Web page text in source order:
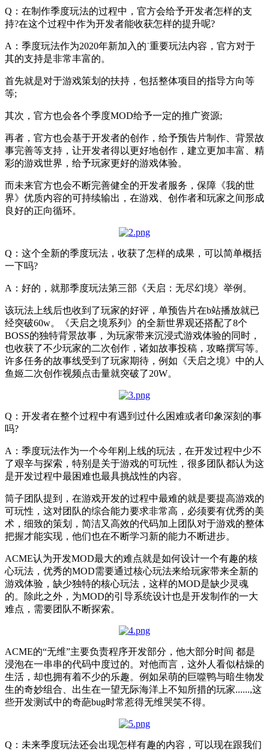
Q：在制作季度玩法的过程中，官方会给予开发者怎样的支
持?在这个过程中作为开发者能收获怎样的提升呢?
A：季度玩法作为2020年新加入的˙重要玩法内容，官方对于
其的支持是非常丰富的。
首先就是对于游戏策划的扶持，包括整体项目的指导方向等
等;
其次，官方也会各个季度MOD给予一定的推广资源;
再者，官方也会基于开发者的创作，给予预告片制作、背景故
事完善等支持，让开发者得以更好地创作，建立更加丰富、精
彩的游戏世界，给予玩家更好的游戏体验。
而未来官方也会不断完善健全的开发者服务，保障《我的世
界》优质内容的可持续输出，在游戏、创作者和玩家之间形成
良好的正向循环。
Q：这个全新的季度玩法，收获了怎样的成果，可以简单概括
一下吗?
A：好的，就那季度玩法第三部《天启：无尽幻境》举例。
该玩法上线后也收到了玩家的好评，单预告片在b站播放就已
经突破60w。《天启之境系列》的全新世界观还搭配了8个
BOSS的独特背景故事，为玩家带来沉浸式游戏体验的同时，
也收获了不少玩家的二次创作，诸如故事投稿，攻略撰写等。
许多任务的故事线受到了玩家期待，例如《天启之境》中的人
鱼姬二次创作视频点击量就突破了20W。
Q：开发者在整个过程中有遇到过什么困难或者印象深刻的事
吗?
A：季度玩法作为一个今年刚上线的玩法，在开发过程中少不
了艰辛与探索，特别是关于游戏的可玩性，很多团队都认为这
是开发过程中最困难也最具挑战性的内容。
筒子团队提到，在游戏开发的过程中最难的就是要提高游戏的
可玩性，这对团队的综合能力要求非常高，必须要有优秀的美
术，细致的策划，简洁又高效的代码加上团队对于游戏的整体
把握才能实现，他们也在不断学习新的能力不断进步。
ACME认为开发MOD最大的难点就是如何设计一个有趣的核
心玩法，优秀的MOD需要通过核心玩法来给玩家带来全新的
游戏体验，缺少独特的核心玩法，这样的MOD是缺少灵魂
的。除此之外，为MOD的引导系统设计也是开发制作的一大
难点，需要团队不断探索。
ACME的“无维”主要负责程序开发部分，他大部分时间 都是
浸泡在一串串的代码中度过的。对他而言，这外人看似枯燥的
生活，却也拥有着不少的乐趣。例如呆萌的巨噬鸭与暗生物发
生的奇妙组合、出生在一望无际海洋上不知所措的玩家......,这
些开发测试中的奇葩bug时常惹得无维哭笑不得。
Q：未来季度玩法还会出现怎样有趣的内容，可以现在跟我们